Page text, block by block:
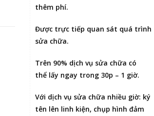
thêm phí.
Được trực tiếp quan sát quá trình
sửa chữa.
Trên 90% dịch vụ sửa chữa có
thể lấy ngay trong 30p – 1 giờ.
Với dịch vụ sửa chữa nhiều giờ: ký
tên lên linh kiện, chụp hình đảm